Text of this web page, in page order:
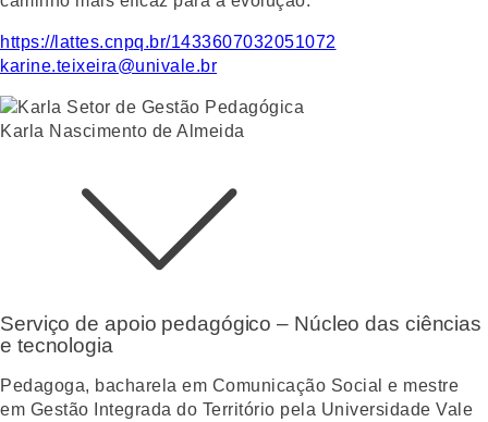
https://lattes.cnpq.br/1433607032051072
karine.teixeira@univale.br
Karla Nascimento de Almeida
Serviço de apoio pedagógico – Núcleo das ciências
e tecnologia
Pedagoga, bacharela em Comunicação Social e mestre
em Gestão Integrada do Território pela Universidade Vale